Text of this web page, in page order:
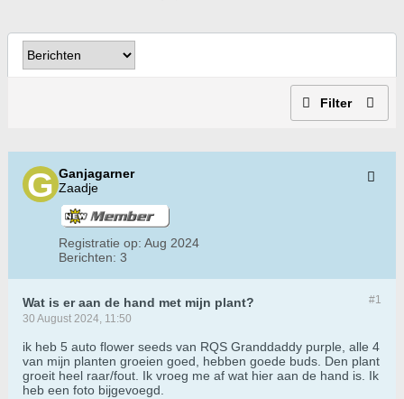
Filter
Ganjagarner
Zaadje
Registratie op: Aug 2024
Berichten: 3
#1
Wat is er aan de hand met mijn plant?
30 August 2024, 11:50
ik heb 5 auto flower seeds van RQS Granddaddy purple, alle 4
van mijn planten groeien goed, hebben goede buds. Den plant
groeit heel raar/fout. Ik vroeg me af wat hier aan de hand is. Ik
heb een foto bijgevoegd.